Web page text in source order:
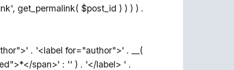
get_permalink( $post_id ) ) ) ) .
. '<label for="author">' . __(
span>' : '' ) . '</label> ' .